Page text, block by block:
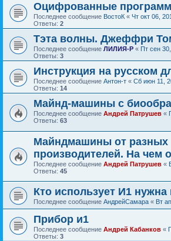
Оцифрованные
Последнее сообщение ВостоК « Чт окт 06,
Ответы: 2
Тэта волны. Джеффри
Последнее сообщение ЛИЛИЯ-Р « Пт сен
Ответы: 3
Инструкция на русском
Последнее сообщение Антон-т « Сб июн 11,
Ответы: 14
Майнд-машины с
Последнее сообщение Андрей Патрушев «
Ответы: 63
Майндмашины от разных
производителей. На чем
Последнее сообщение Андрей Патрушев «
Ответы: 45
Кто использует И1 нужна
Последнее сообщение АндрейСамара « Вт
Прибор и1
Последнее сообщение Андрей Кабанков «
Ответы: 3